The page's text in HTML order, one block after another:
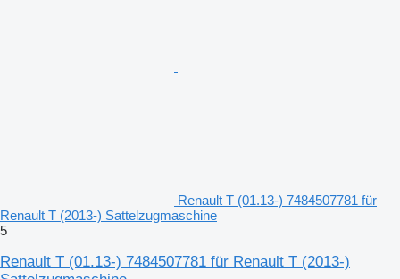
Renault T (01.13-) 7484507781 für
Renault T (2013-) Sattelzugmaschine
5
Renault T (01.13-) 7484507781 für Renault T (2013-)